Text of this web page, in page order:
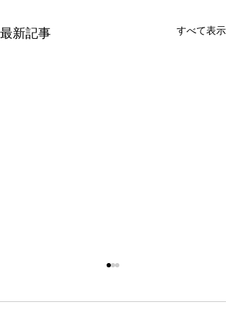
最新記事 すべて表示